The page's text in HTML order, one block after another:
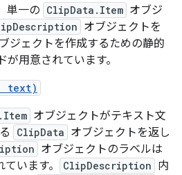
単一の ClipData.Item オブジ
オブジェクトを
ジェクトを作成するための静的
用意されています。
text)
オブジェクトがテキスト文
ClipData オブジェクトを返し
オブジェクトのラベルは
います。 ClipDescription 内